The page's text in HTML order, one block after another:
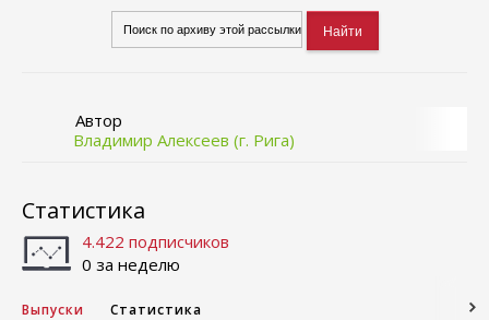
Автор
Владимир Алексеев (г. Рига)
Статистика
4.422 подписчиков
0 за неделю
Выпуски Статистика